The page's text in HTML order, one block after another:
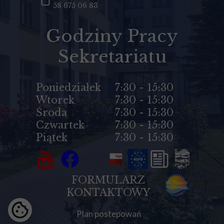
58 675 06 83
FORMULARZ
KONTAKTOWY
Godziny Pracy
Sekretariatu
Poniedziałek
Wtorek
Środa
Czwartek
Piątek
7:30 - 15:30
7:30 - 15:30
7:30 - 15:30
7:30 - 15:30
7:30 - 15:30
Plan postepowań